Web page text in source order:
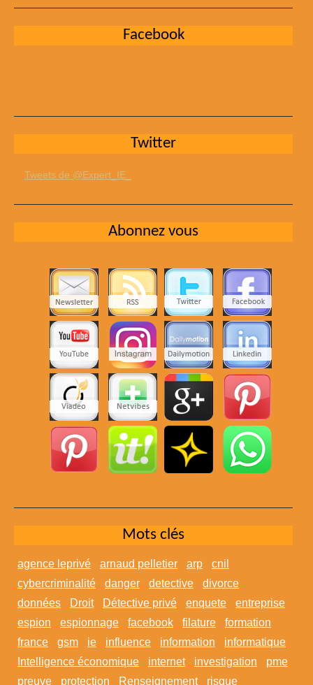
Facebook
Twitter
Tweets de @Expert_IE_
Abonnez vous
Mots clés
agence leprivé arnaud pelletier arp
cnil
cybercriminalité
danger detective
divorce
données
Droit Détective privé enquete
entreprise
espion
espionnage facebook filature
formation
france
gsm ie influence information
informatique
Intelligence économique
internet investigation
pme
preuve
protection Renseignement risque